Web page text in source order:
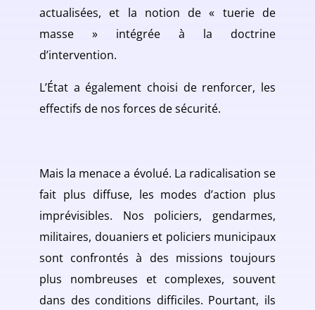
actualisées, et la notion de « tuerie de
masse » intégrée à la doctrine
d’intervention.
L’État a également choisi de renforcer, les
effectifs de nos forces de sécurité.
Mais la menace a évolué. La radicalisation se
fait plus diffuse, les modes d’action plus
imprévisibles. Nos policiers, gendarmes,
militaires, douaniers et policiers municipaux
sont confrontés à des missions toujours
plus nombreuses et complexes, souvent
dans des conditions difficiles. Pourtant, ils